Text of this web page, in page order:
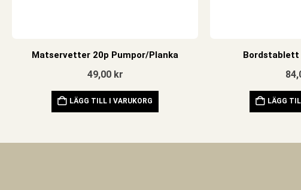
Matservetter 20p Pumpor/Planka
49,00 kr
LÄGG TILL I VARUKORG
Bordstablett
LÄGG